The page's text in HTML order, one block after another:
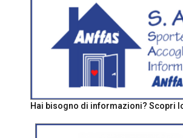
Hai bisogno di informazioni? Scopri